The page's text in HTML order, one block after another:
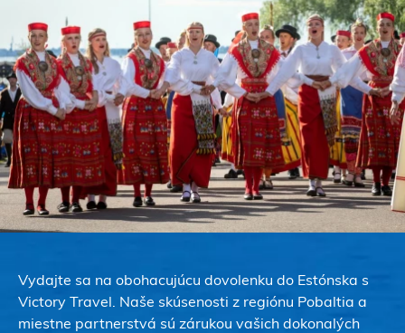
Vydajte sa na obohacujúcu dovolenku do Estónska s
Victory Travel. Naše skúsenosti z regiónu Pobaltia a
miestne partnerstvá sú zárukou vašich dokonalých